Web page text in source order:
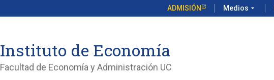
ADMISIÓN Medios arrow_drop_down
Instituto de Economía
Facultad de Economía y Administración UC